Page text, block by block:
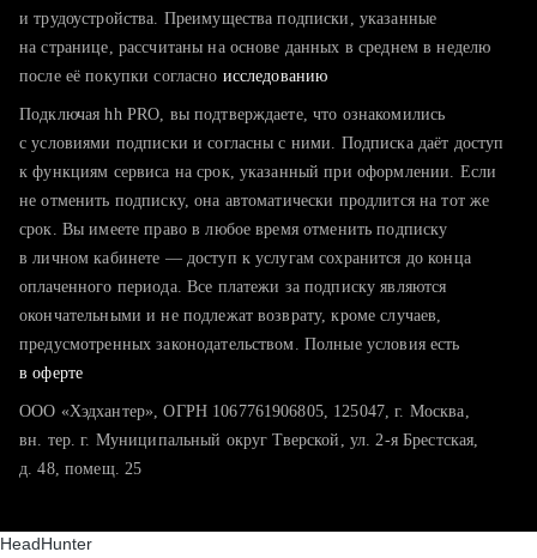
тратите много времени на поиск и вручную поднимаете
хотите сравнить себя с конкурентами и оценить шансы
и трудоустройства. Преимущества подписки, указанные
на странице, рассчитаны на основе данных в среднем в неделю
после её покупки согласно исследованию
Подключая hh PRO, вы подтверждаете, что ознакомились
с условиями подписки и согласны с ними. Подписка даёт доступ
к функциям сервиса на срок, указанный при оформлении. Если
не отменить подписку, она автоматически продлится на тот же
срок. Вы имеете право в любое время отменить подписку
в личном кабинете — доступ к услугам сохранится до конца
оплаченного периода. Все платежи за подписку являются
окончательными и не подлежат возврату, кроме случаев,
предусмотренных законодательством. Полные условия есть
в оферте
ООО «Хэдхантер», ОГРН 1067761906805, 125047, г. Москва,
вн. тер. г. Муниципальный округ Тверской, ул. 2-я Брестская,
д. 48, помещ. 25
HeadHunter